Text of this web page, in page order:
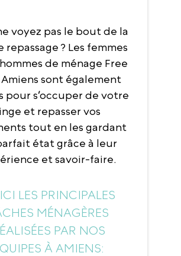
voyez pas le bout de la
repassage ? Les femmes
de ménage Free
Amiens sont également
pour s’occuper de votre
et repasser vos
tout en les gardant
état grâce à leur
et savoir-faire.
LES PRINCIPALES
MÉNAGÈRES
PAR NOS
À AMIENS: